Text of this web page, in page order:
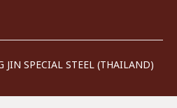
SPECIAL STEEL (THAILAND)